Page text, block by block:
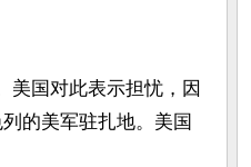
美国对此表示担忧，因
的美军驻扎地。美国